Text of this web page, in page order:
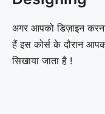
अगर आपको डिज़ाइन
हैं इस कोर्स के दौरान
सिखाया जाता है !